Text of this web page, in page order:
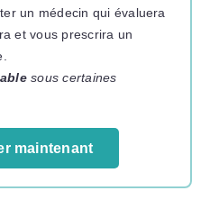
un médecin qui évaluera
et vous prescrira un
sous certaines
maintenant